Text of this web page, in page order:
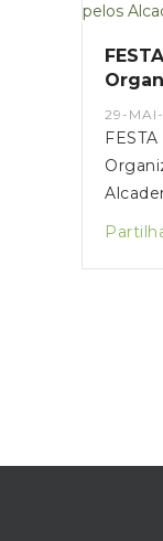
29-
Dia 31